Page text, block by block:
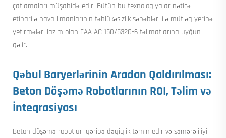
çatlamaları müşahidə edir. Bütün bu texnologiyalar nəticə
etibarilə hava limanlarının təhlükəsizlik səbəbləri ilə mütləq yerinə
yetirmələri lazım olan FAA AC 150/5320-6 təlimatlarına uyğun
gəlir.
Qəbul Baryerlərinin Aradan Qaldırılması:
Beton Döşəmə Robotlarının ROI, Təlim və
İnteqrasiyası
Beton döşəmə robotları qəribə dəqiqlik təmin edir və səmərəliliyi